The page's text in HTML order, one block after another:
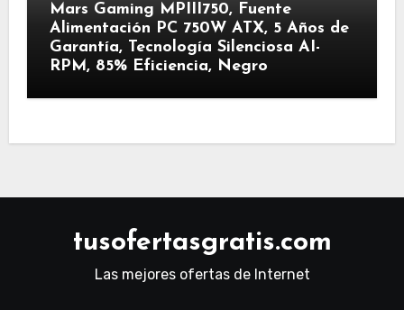
Mars Gaming MPIII750, Fuente
Alimentación PC 750W ATX, 5 Años de
Garantía, Tecnología Silenciosa AI-
RPM, 85% Eficiencia, Negro
tusofertasgratis.com
Las mejores ofertas de Internet